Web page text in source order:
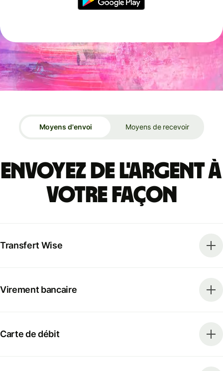
Moyens d'envoi Moyens de recevoir
Envoyez de l'argent à
votre façon
Transfert Wise
Virement bancaire
Carte de débit